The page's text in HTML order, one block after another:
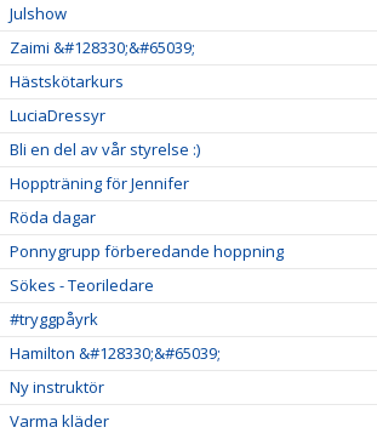
Julshow
Zaimi &#128330;&#65039;
Hästskötarkurs
LuciaDressyr
Bli en del av vår styrelse :)
Hoppträning för Jennifer
Röda dagar
Ponnygrupp förberedande hoppning
Sökes - Teoriledare
#tryggpåyrk
Hamilton &#128330;&#65039;
Ny instruktör
Varma kläder